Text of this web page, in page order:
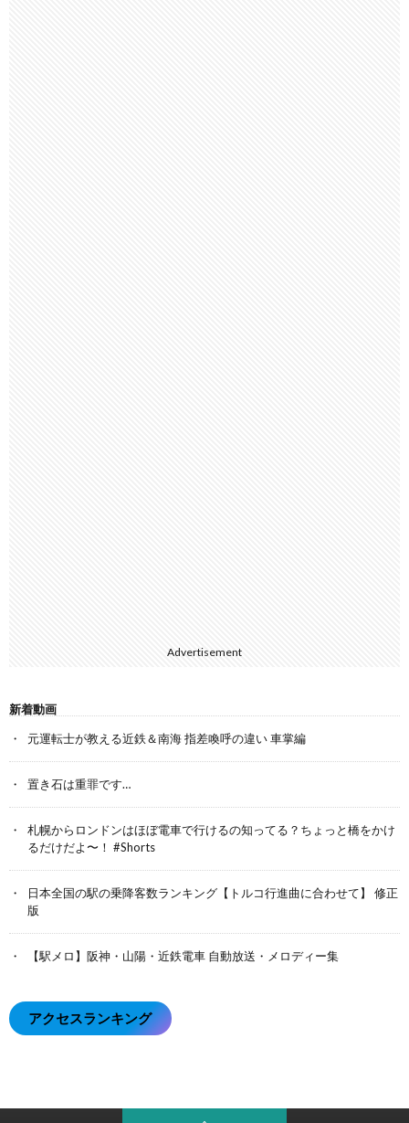
Advertisement
新着動画
元運転士が教える近鉄＆南海 指差喚呼の違い 車掌編
置き石は重罪です…
札幌からロンドンはほぼ電車で行けるの知ってる？ちょっと橋をかけ
るだけだよ〜！ #Shorts
日本全国の駅の乗降客数ランキング【トルコ行進曲に合わせて】 修正
版
【駅メロ】阪神・山陽・近鉄電車 自動放送・メロディー集
アクセスランキング